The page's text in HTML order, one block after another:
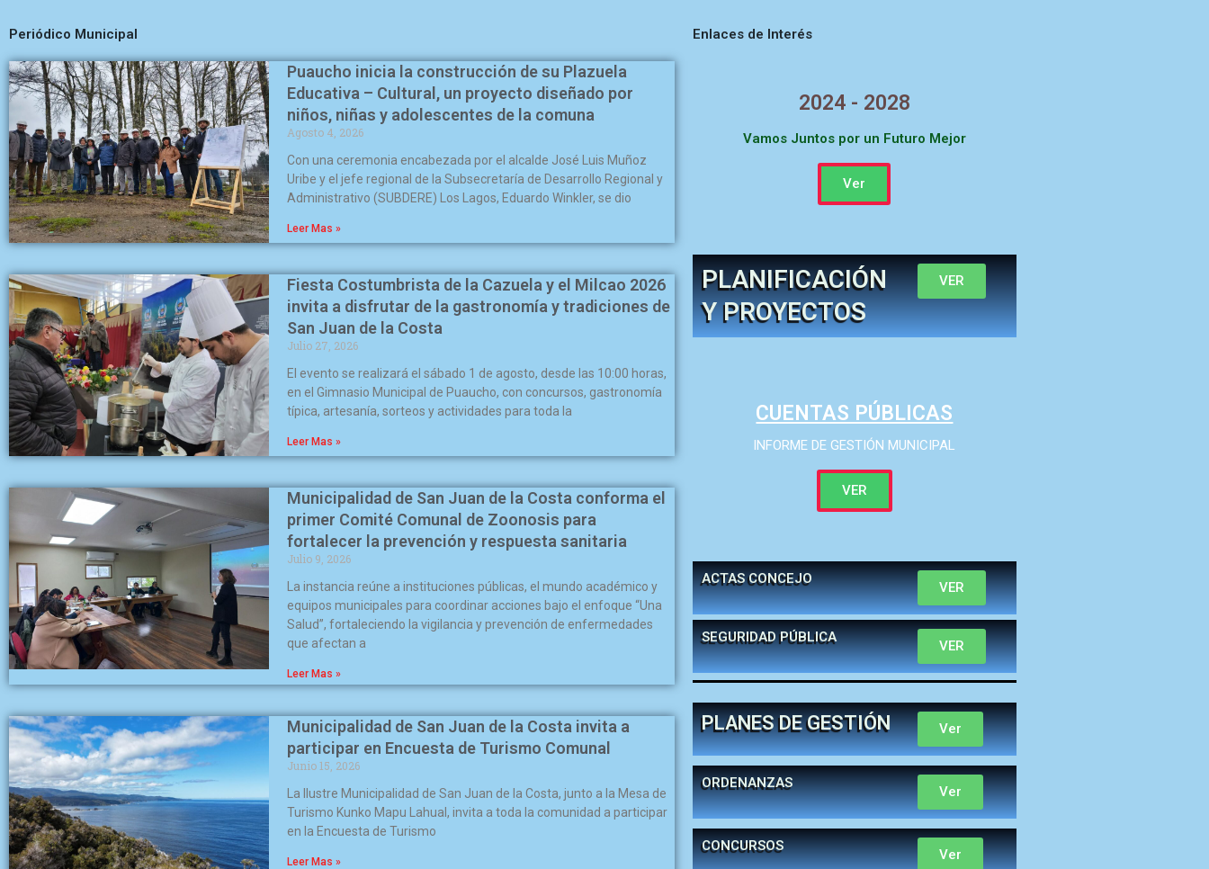
Periódico Municipal
Puaucho inicia la construcción de su Plazuela
Educativa – Cultural, un proyecto diseñado por
niños, niñas y adolescentes de la comuna
Agosto 4, 2026
Con una ceremonia encabezada por el alcalde José Luis Muñoz
Uribe y el jefe regional de la Subsecretaría de Desarrollo Regional y
Administrativo (SUBDERE) Los Lagos, Eduardo Winkler, se dio
Leer Mas »
Fiesta Costumbrista de la Cazuela y el Milcao 2026
invita a disfrutar de la gastronomía y tradiciones de
San Juan de la Costa
Julio 27, 2026
El evento se realizará el sábado 1 de agosto, desde las 10:00 horas,
en el Gimnasio Municipal de Puaucho, con concursos, gastronomía
típica, artesanía, sorteos y actividades para toda la
Leer Mas »
Municipalidad de San Juan de la Costa conforma el
primer Comité Comunal de Zoonosis para
fortalecer la prevención y respuesta sanitaria
Julio 9, 2026
La instancia reúne a instituciones públicas, el mundo académico y
equipos municipales para coordinar acciones bajo el enfoque “Una
Salud”, fortaleciendo la vigilancia y prevención de enfermedades
que afectan a
Leer Mas »
Municipalidad de San Juan de la Costa invita a
participar en Encuesta de Turismo Comunal
Junio 15, 2026
La Ilustre Municipalidad de San Juan de la Costa, junto a la Mesa de
Turismo Kunko Mapu Lahual, invita a toda la comunidad a participar
en la Encuesta de Turismo
Leer Mas »
Enlaces de Interés
2024 - 2028
Vamos Juntos por un Futuro Mejor
Ver
PLANIFICACIÓN
Y PROYECTOS
VER
CUENTAS PÚBLICAS
INFORME DE GESTIÓN MUNICIPAL
VER
ACTAS CONCEJO
VER
SEGURIDAD PÚBLICA
VER
PLANES DE GESTIÓN Ver
ORDENANZAS
Ver
CONCURSOS
Ver